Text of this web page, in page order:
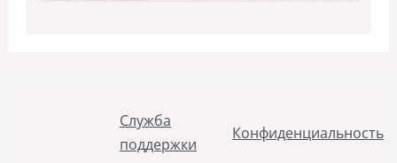
Служба
поддержки
Конфиденциальность